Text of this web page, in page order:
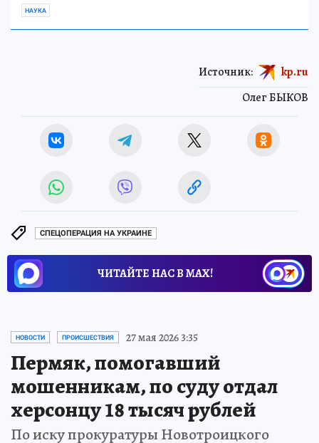
НАУКА
Олег БЫКОВ
Источник: kp.ru
СПЕЦОПЕРАЦИЯ НА УКРАИНЕ
ЧИТАЙТЕ НАС В МАХ!
НОВОСТИ ПРОИСШЕСТВИЯ 27 мая 2026 3:35
Пермяк, помогавший
мошенникам, по суду отдал
херсонцу 18 тысяч рублей
По иску прокуратуры Новотроицкого